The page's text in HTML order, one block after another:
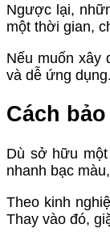
Ngược lại,
một thời gian,
Nếu muốn xây
và dễ ứng dụng.
Cách
Dù sở hữu
nhanh bạc
Theo kinh
Thay vào đó,